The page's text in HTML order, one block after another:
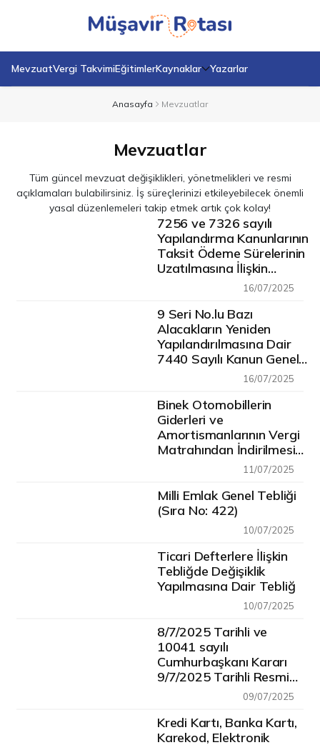
MevzuatVergi TakvimiEğitimlerKaynaklar Yazarlar
Anasayfa Mevzuatlar
Mevzuatlar
Tüm güncel mevzuat değişiklikleri, yönetmelikleri ve resmi
açıklamaları bulabilirsiniz. İş süreçlerinizi etkileyebilecek önemli
yasal düzenlemeleri takip etmek artık çok kolay!
7256 ve 7326 sayılı
Yapılandırma Kanunlarının
Taksit Ödeme Sürelerinin
Uzatılmasına İlişkin
13/7/2025 Tarihli ve
Cumhurbaşkanı Kararı
14/7/2025 Tarihli ve
32956 Sayılı Resmî
Gazete’de Yayımlandı
16/07/2025
9 Seri No.lu Bazı
Alacakların Yeniden
Yapılandırılmasına Dair
7440 Sayılı Kanun Genel
Tebliği 14/7/2025 tarihli
Gazete’de Yayımlandı
16/07/2025
Binek Otomobillerin
Giderleri ve
Amortismanlarının Vergi
Matrahından İndirilmesi
Rehberi Yayınlandı11/07/2025
Milli Emlak Genel Tebliği
(Sıra No: 422)
10/07/2025
Ticari Defterlere İlişkin
Tebliğde Değişiklik
Yapılmasına Dair Tebliğ
10/07/2025
8/7/2025 Tarihli ve
10041 sayılı
Cumhurbaşkanı Kararı
9/7/2025 Tarihli Resmi
Gazete'de Yayımlandı
09/07/2025
Kredi Kartı, Banka Kartı,
Karekod, Elektronik